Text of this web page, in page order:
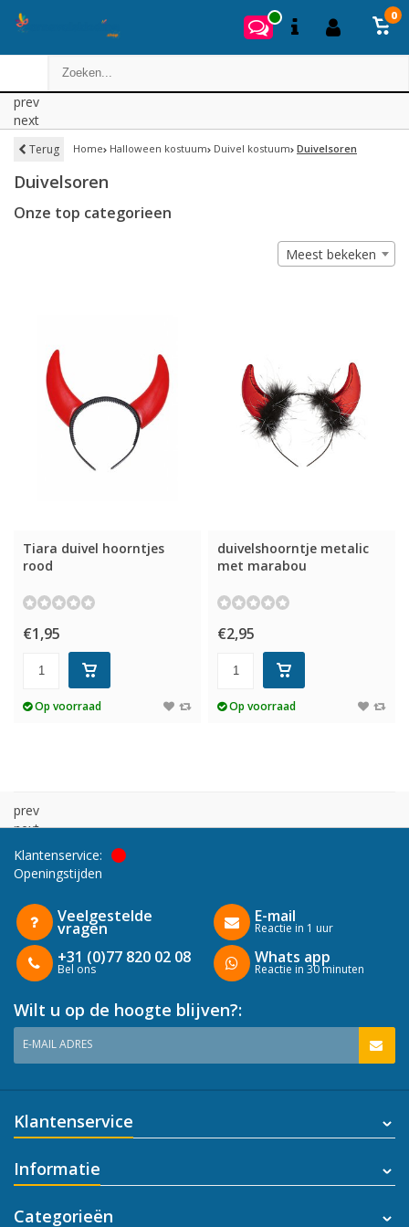
0
prev
next
Terug Home Halloween kostuum Duivel kostuum Duivelsoren
Duivelsoren
Onze top categorieen
Meest bekeken
Tiara duivel hoorntjes
rood
€1,95
Op voorraad
duivelshoorntje metalic
met marabou
€2,95
Op voorraad
prev
next
Klantenservice:
Openingstijden
Veelgestelde
vragen
+31 (0)77 820 02 08
Bel ons
E-mail
Reactie in 1 uur
Whats app
Reactie in 30 minuten
Wilt u op de hoogte blijven?:
E-MAIL ADRES
Klantenservice
Informatie
Categorieën